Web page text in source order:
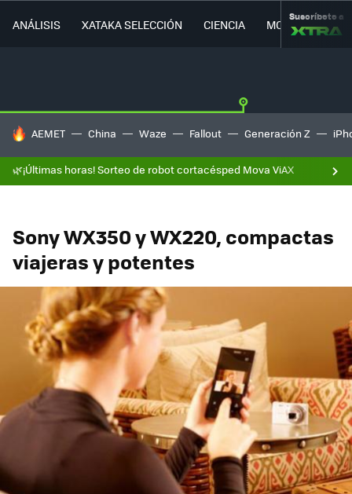
ANÁLISIS XATAKA SELECCIÓN CIENCIA MOVILIDAD
Suscríbete a
HOY SE HABLA DE
AEMET China Waze Fallout Generación Z
🌿¡Últimas horas! Sorteo de robot cortacésped Mova ViAX
Sony WX350 y WX220, compactas
viajeras y potentes